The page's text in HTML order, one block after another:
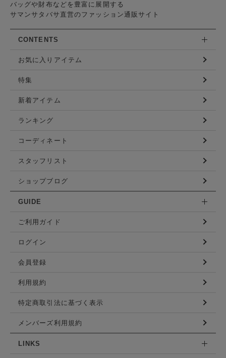
バッグや財布などを豊富に展開する
サマンサタバサ直営のファッション通販サイト
CONTENTS
お気に入りアイテム
特集
新着アイテム
ランキング
コーディネート
スタッフリスト
ショップブログ
GUIDE
ご利用ガイド
ログイン
会員登録
利用規約
特定商取引法に基づく表示
メンバーズ利用規約
LINKS